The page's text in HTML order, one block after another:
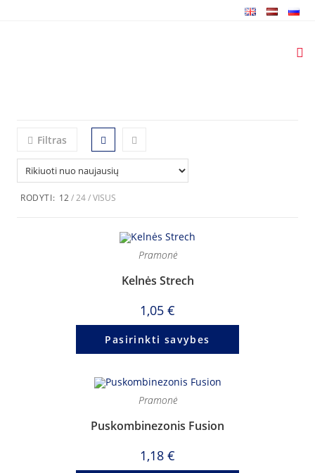
Filtras
RODYTI: 12 24 VISUS
Pramonė
Kelnės Strech
1,05 €
Pasirinkti savybes
Pramonė
Puskombinezonis Fusion
1,18 €